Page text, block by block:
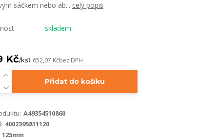
sáčkem nebo ab... celý popis
skladem
Kč/ks1 652,07 Kčbez DPH
Přidat do košíku
A49354510860
4002395811120
125mm